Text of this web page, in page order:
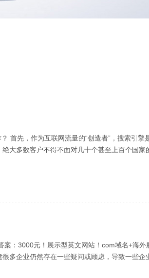
首先，作为互联网流量的“创造者”，搜索引擎
大多数客户不得不面对几十个甚至上百个国家
案：3000元！展示型英文网站！com域名+海
多企业仍然存在一些疑问或顾虑，导致一些企